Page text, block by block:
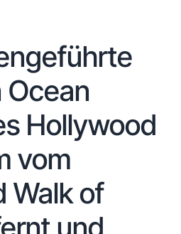
Ocean
Hollywood
vom
Walk of